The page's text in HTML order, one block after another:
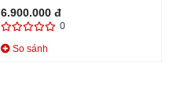
6.900.000 đ
0
So sánh